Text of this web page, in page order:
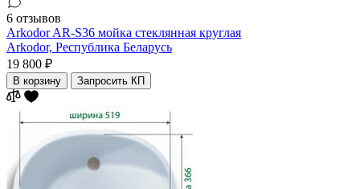
6 отзывов
Arkodor AR-S36 мойка стеклянная круглая
Arkodor, Республика Беларусь
19 800 ₽
В корзину Запросить КП